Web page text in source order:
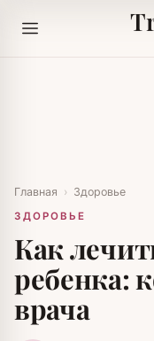
Главная › Здоровье
ЗДОРОВЬЕ
Как
ребенка:
врача